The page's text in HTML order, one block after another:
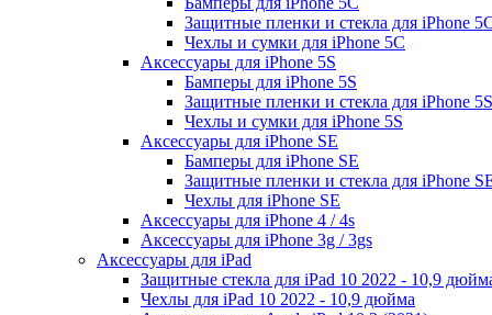
Защитные пленки и стекла для iPhone
Чехлы и сумки для iPhone 5C
Аксессуары для iPhone 5S
Бамперы для iPhone 5S
Защитные пленки и стекла для iPhone 5S
Чехлы и сумки для iPhone 5S
Аксессуары для iPhone SE
Бамперы для iPhone SE
Защитные пленки и стекла для iPhone
Чехлы для iPhone SE
Аксессуары для iPhone 4 / 4s
Аксессуары для iPhone 3g / 3gs
Аксессуары для iPad
Защитные стекла для iPad 10 2022 - 10,9
Чехлы для iPad 10 2022 - 10,9 дюйма